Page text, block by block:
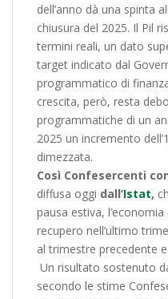
dell’anno dà una spinta
chiusura del 2025. Il Pil
termini reali, un dato
target indicato dal
programmatico di
crescita, però, resta
programmatiche di un
2025 un incremento
dimezzata.
Così Confesercenti
diffusa oggi dall’Istat,
pausa estiva,
recupero nell’ultimo
al trimestre precedente
Un risultato sostenuto
secondo le stime